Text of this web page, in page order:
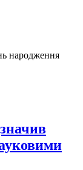
народження